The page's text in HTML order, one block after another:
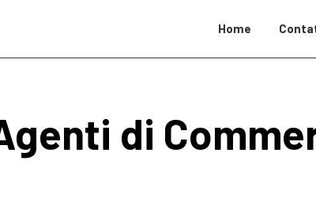
Home
di